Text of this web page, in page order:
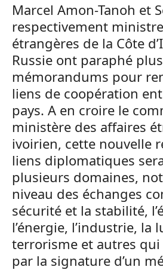
Marcel Amon-Tanoh et
respectivement
étrangères de la Côte
Russie ont paraphé
mémorandums pour
liens de coopération
pays. A en croire le
ministère des affaires
ivoirien, cette nouvelle
liens diplomatiques
plusieurs domaines,
niveau des échanges
sécurité et la stabilité,
l’énergie, l’industrie, la
terrorisme et autres qui
par la signature d’un